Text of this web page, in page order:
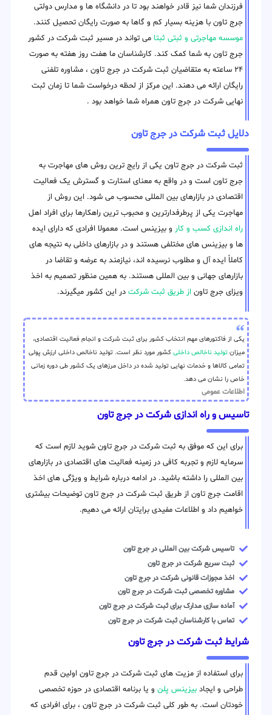
فرزندان شما نیز قادر خواهند بود تا در دانشگاه ها و مدارس دولتی
جرج تاون با هزینه بسیار کم و گاها به صورت رایگان تحصیل کنند.
موسسه مهاجرتی و ثبتی ثبتا می تواند در مسیر ثبت شرکت در کشور
جرج تاون به شما کمک کند. کارشناسان ما هفت روز هفته به صورت
۲۴ ساعته به متقاضیان ثبت شرکت در جرج تاون ، مشاوره تلفنی
رایگان ارائه می دهند. این مرکز از لحظه درخواست شما تا زمان ثبت
نهایی شرکت در جرج تاون همراه شما خواهد بود .
دلایل ثبت شرکت در جرج تاون
ثبت شرکت در جرج تاون یکی از رایج ترین روش های مهاجرت به
جرج تاون است و در واقع به معنای استارت و گسترش یک فعالیت
اقتصادی در بازارهای بین المللی محسوب می شود. این روش از
مهاجرت یکی از پرطرفدارترین و محبوب ترین راهکارها برای افراد اهل
راه اندازی کسب و کار و بیزینس است. معمولا افرادی که دارای ایده
ها و بیزینس های مختلفی هستند و در بازارهای داخلی به نتیجه های
کاملاً ایده آل و مطلوب نرسیده اند، نیازمند به عرضه و تقاضا در
بازارهای جهانی و بین المللی هستند. به همین منظور تصمیم به اخذ
ویزای جرج تاون از طریق ثبت شرکت در این کشور میگیرند.
یکی از فاکتورهای مهم انتخاب کشور برای ثبت شرکت و انجام فعالیت اقتصادی،
میزان تولید ناخالص داخلی کشور مورد نظر است. تولید ناخالص داخلی ارزش پولی
تمامی کالاها و خدمات نهایی تولید شده در داخل مرزهای یک کشور طی دوره زمانی
خاص را نشان می دهد.
اطلاعات عمومی
تاسیس و راه اندازی شرکت در جرج تاون
برای این که موفق به ثبت شرکت در جرج تاون شوید لازم است که
سرمایه لازم و تجربه کافی در زمینه فعالیت های اقتصادی در بازارهای
بین المللی را داشته باشید. در ادامه درباره شرایط و ویژگی های اخذ
اقامت جرج تاون از طریق ثبت شرکت در جرج تاون توضیحات بیشتری
خواهیم داد و اطلاعات مفیدی برایتان ارائه می دهیم.
تاسیس شرکت بین المللی در جرج تاون
ثبت سریع شرکت در جرج تاون
اخذ مجوزات قانونی شرکت در جرج تاون
مشاوره تخصصی ثبت شرکت در جرج تاون
آماده سازی مدارک برای ثبت شرکت در جرج تاون
تماس با کارشناسان ثبت شرکت در جرج تاون
شرایط ثبت شرکت در جرج تاون
برای استفاده از مزیت های ثبت شرکت در جرج تاون اولین قدم
طراحی و ایجاد بیزینس پلن و یا برنامه اقتصادی در حوزه تخصصی
خودتان است. به طور کلی ثبت شرکت در جرج تاون ، برای افرادی که